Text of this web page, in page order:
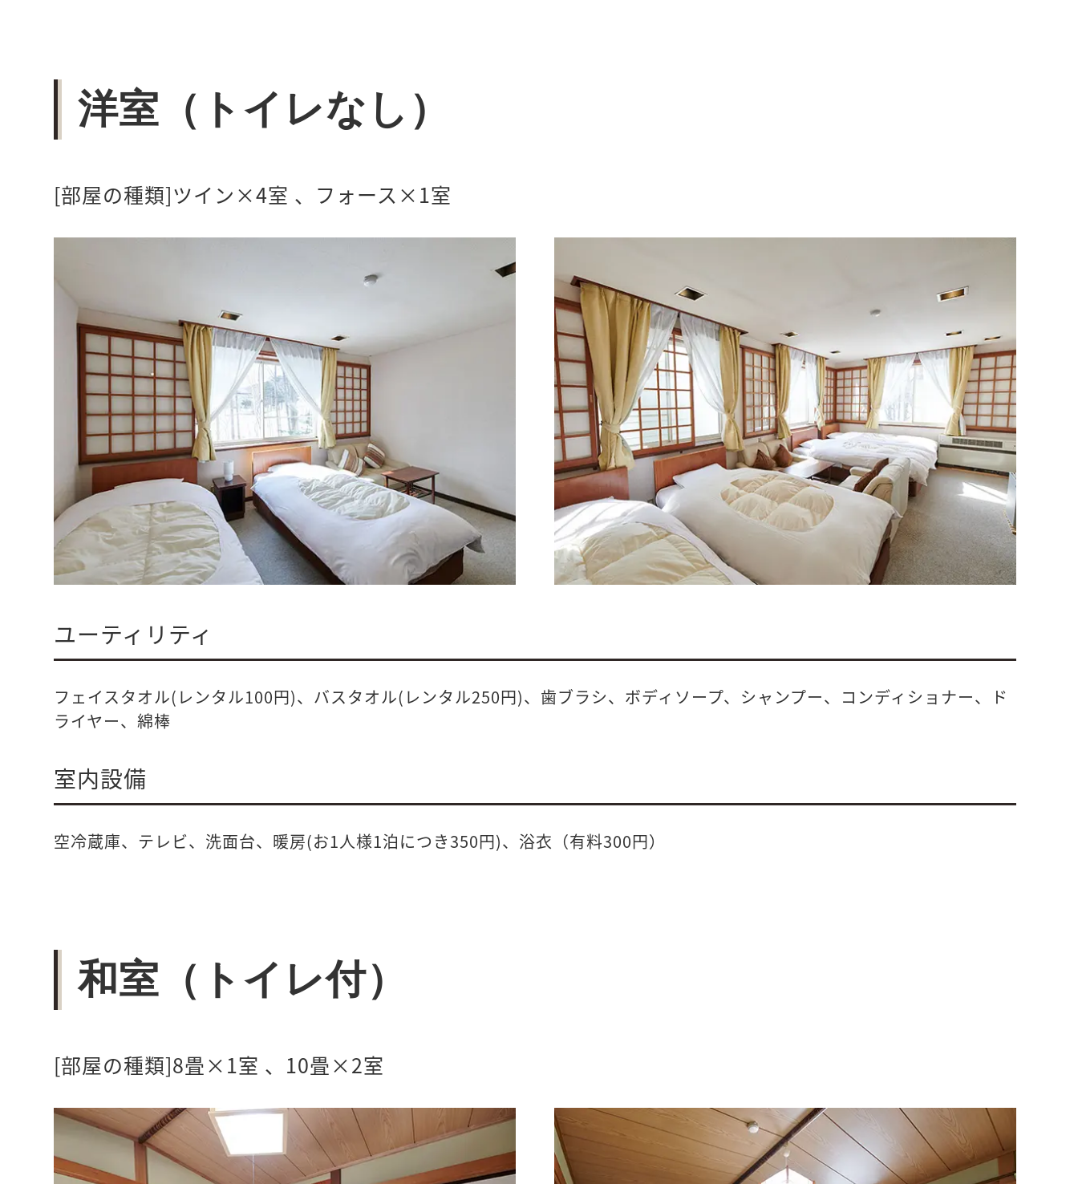
洋室（トイレなし）
[部屋の種類]ツイン×4室 、フォース×1室
ユーティリティ
フェイスタオル(レンタル100円)、バスタオル(レンタル250円)、歯ブラシ、ボディソープ、シャンプー、コンディショナー、ド
ライヤー、綿棒
室内設備
空冷蔵庫、テレビ、洗面台、暖房(お1人様1泊につき350円)、浴衣（有料300円）
和室（トイレ付）
[部屋の種類]8畳×1室 、10畳×2室